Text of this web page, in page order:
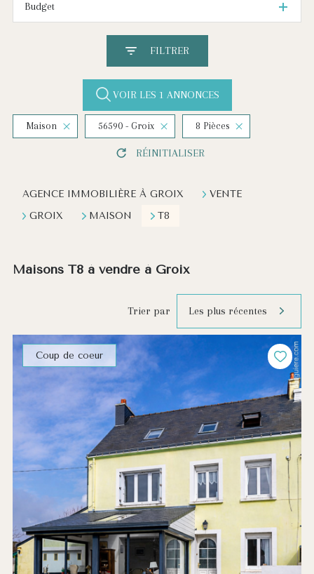
Budget
FILTRER
VOIR LES 1 ANNONCES
Maison 56590 - Groix 8 Pièces
RÉINITIALISER
AGENCE IMMOBILIÈRE À GROIX VENTE
GROIX MAISON T8
Maisons T8 à vendre à Groix
Trier par Les plus récentes
Coup de coeur